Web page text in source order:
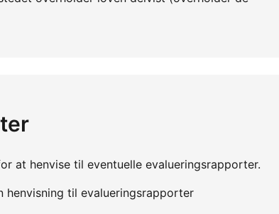
at henvise til eventuelle evalueringsrapporter.
henvisning til evalueringsrapporter